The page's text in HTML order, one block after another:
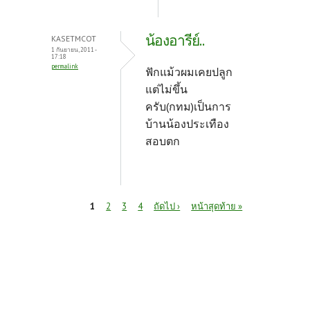
KASETMCOT
1 กันยายน, 2011 -
17:18
permalink
น้องอารีย์..
ฟักแม้วผมเคยปลูก
แต่ไม่ขึ้น
ครับ(กทม)เป็นการ
บ้านน้องประเทือง
สอบตก
1 2 3 4 ถัดไป › หน้าสุดท้าย »